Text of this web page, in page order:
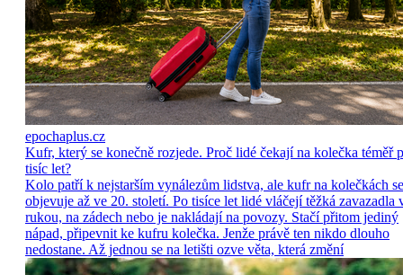
epochaplus.cz
Kufr, který se konečně rozjede. Proč lidé čekají na kolečka téměř
tisíc let?
Kolo patří k nejstarším vynálezům lidstva, ale kufr na kolečkách se
objevuje až ve 20. století. Po tisíce let lidé vláčejí těžká zavazadla
rukou, na zádech nebo je nakládají na povozy. Stačí přitom jediný
nápad, připevnit ke kufru kolečka. Jenže právě ten nikdo dlouho
nedostane. Až jednou se na letišti ozve věta, která změní